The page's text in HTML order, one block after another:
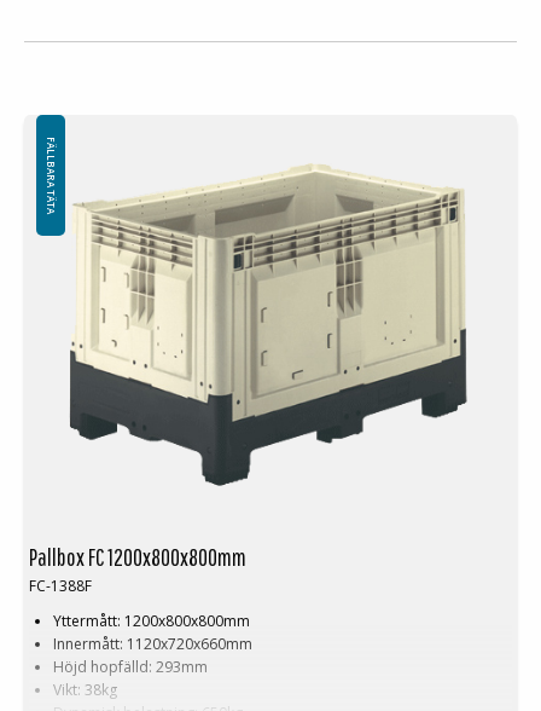
Pallbox FC 1200x800x800mm
FC-1388F
Yttermått: 1200x800x800mm
Innermått: 1120x720x660mm
Höjd hopfälld: 293mm
Vikt: 38kg
FÄLLBARA TÄTA